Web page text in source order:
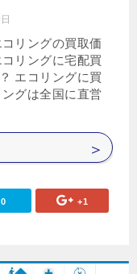
リングの買取価
リングに宅配買
エコリングに買
グは全国に直営
0 +1